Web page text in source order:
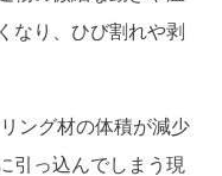
なり、ひび割れや剥
ング材の体積が減少
引っ込んでしまう現